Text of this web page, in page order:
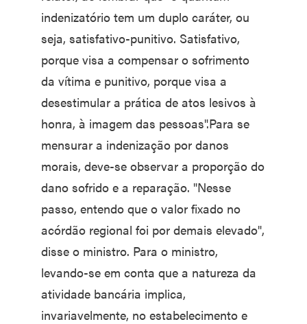
indenizatório tem um duplo caráter, ou
seja, satisfativo-punitivo. Satisfativo,
porque visa a compensar o sofrimento
da vítima e punitivo, porque visa a
desestimular a prática de atos lesivos à
honra, à imagem das pessoas".Para se
mensurar a indenização por danos
morais, deve-se observar a proporção do
dano sofrido e a reparação. "Nesse
passo, entendo que o valor fixado no
acórdão regional foi por demais elevado",
disse o ministro. Para o ministro,
levando-se em conta que a natureza da
atividade bancária implica,
invariavelmente, no estabelecimento e